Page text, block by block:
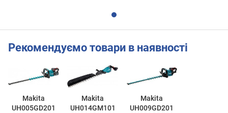
Рекомендуємо товари в наявності
Makita
UH005GD201
Makita
UH014GM101
Makita
UH009GD201